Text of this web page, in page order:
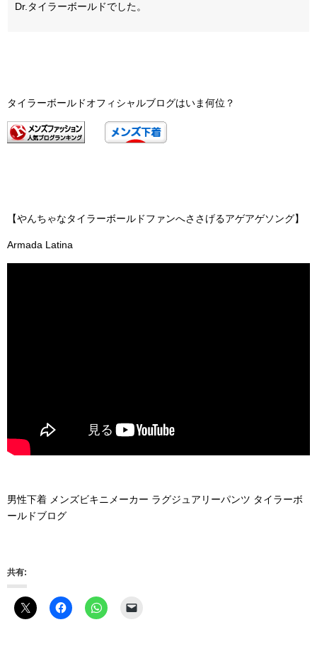
Dr.タイラーボールドでした。
タイラーボールドオフィシャルブログはいま何位？
【やんちゃなタイラーボールドファンへささげるアゲアゲソング】
Armada Latina
男性下着 メンズビキニメーカー ラグジュアリーパンツ タイラーボ
ールドブログ
共有: